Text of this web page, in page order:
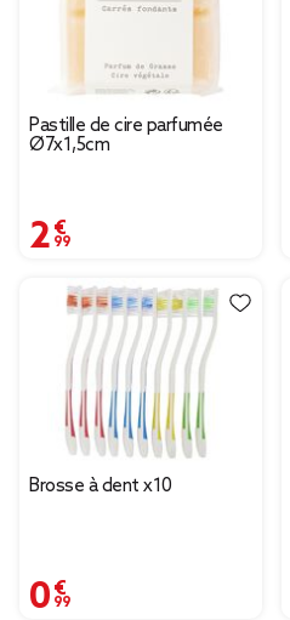
Pastille de cire parfumée
Ø7x1,5cm
2,99 €
Brosse à dent x10
0,99 €